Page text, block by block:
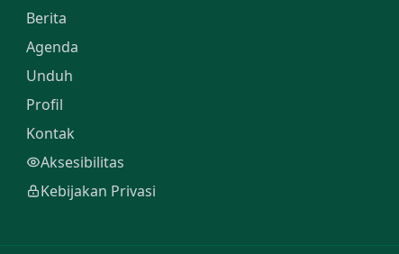
Berita
Agenda
Unduh
Profil
Kontak
Aksesibilitas
Kebijakan Privasi